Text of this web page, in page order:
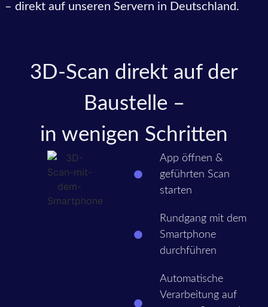
– direkt auf unseren Servern in Deutschland.
3D-Scan direkt auf der
Baustelle –
in wenigen Schritten
App öffnen &
geführten Scan
starten
Rundgang mit dem
Smartphone
durchführen
Automatische
Verarbeitung auf